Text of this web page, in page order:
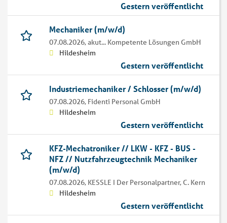
Gestern veröffentlicht
Mechaniker (m/w/d)
07.08.2026,akut... Kompetente Lösungen GmbH
Hildesheim
Gestern veröffentlicht
Industriemechaniker / Schlosser (m/w/d)
07.08.2026, Fidenti Personal GmbH
Hildesheim
Gestern veröffentlicht
KFZ-Mechatroniker // LKW - KFZ - BUS -
NFZ // Nutzfahrzeugtechnik Mechaniker
(m/w/d)
07.08.2026, KESSLE I Der Personalpartner, C. Kern
Hildesheim
Gestern veröffentlicht